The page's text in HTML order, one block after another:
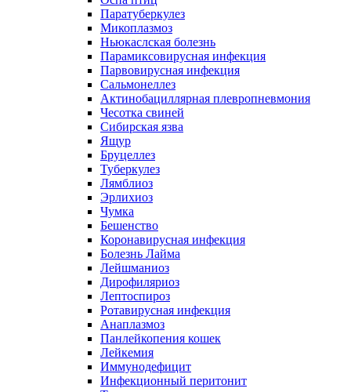
Паратуберкулез
Микоплазмоз
Ньюкаслская болезнь
Парамиксовирусная инфекция
Парвовирусная инфекция
Сальмонеллез
Актинобациллярная плевропневмония
Чесотка свиней
Сибирская язва
Ящур
Бруцеллез
Туберкулез
Лямблиоз
Эрлихиоз
Чумка
Бешенство
Коронавирусная инфекция
Болезнь Лайма
Лейшманиоз
Дирофиляриоз
Лептоспироз
Ротавирусная инфекция
Анаплазмоз
Панлейкопения кошек
Лейкемия
Иммунодефицит
Инфекционный перитонит